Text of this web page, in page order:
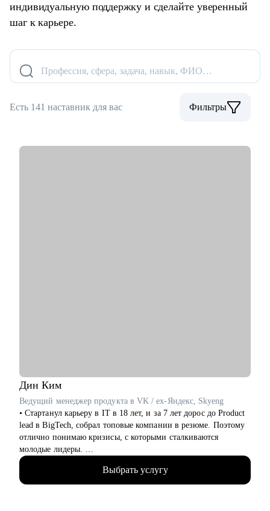
индивидуальную поддержку и сделайте уверенный
шаг к карьере.
Профессия, сфера, задача, навык, ФИО…
Есть 141 наставник для вас Фильтры
Дин Ким
Ведущий менеджер продукта в VK / ex-Яндекс, Skyeng
• Стартанул карьеру в IT в 18 лет, и за 7 лет дорос до Product
lead в BigTech, собрал топовые компании в резюме. Поэтому
отлично понимаю кризисы, с которыми сталкиваются
молодые лидеры.
• Я со-основатель стартапа на этапе Seed, оценка 70млн.
Отвечаю за продуктовую линейку и создание лучшей
команды (по моему мнению).
Выбрать услугу